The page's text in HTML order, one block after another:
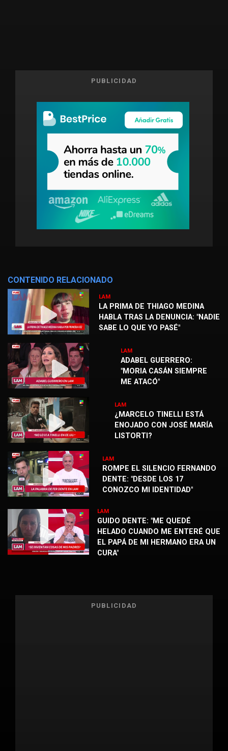
PUBLICIDAD
CONTENIDO RELACIONADO
LAM
LA PRIMA DE THIAGO MEDINA
HABLA TRAS LA DENUNCIA: "NADIE
SABE LO QUE YO PASÉ"
LAM
ADABEL GUERRERO:
"MORIA CASÁN SIEMPRE
ME ATACÓ"
LAM
¿MARCELO TINELLI ESTÁ
ENOJADO CON JOSÉ MARÍA
LISTORTI?
LAM
ROMPE EL SILENCIO FERNANDO
DENTE: "DESDE LOS 17
CONOZCO MI IDENTIDAD"
LAM
GUIDO DENTE: "ME QUEDÉ
HELADO CUANDO ME ENTERÉ QUE
EL PAPÁ DE MI HERMANO ERA UN
CURA"
PUBLICIDAD